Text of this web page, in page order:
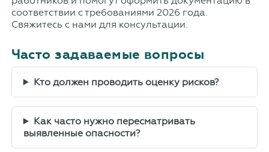
соответствии с требованиями 2026 года.
Свяжитесь с нами для консультации.
Часто задаваемые вопросы
Кто должен проводить оценку рисков?
Как часто нужно пересматривать
выявленные опасности?